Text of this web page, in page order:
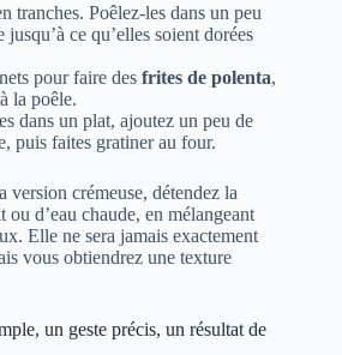
tranches. Poêlez-les dans un peu
ce qu’elles soient dorées
pour faire des frites de polenta,
la poêle.
dans un plat, ajoutez un peu de
puis faites gratiner au four.
version crémeuse, détendez la
d’eau chaude, en mélangeant
Elle ne sera jamais exactement
vous obtiendrez une texture
un geste précis, un résultat de